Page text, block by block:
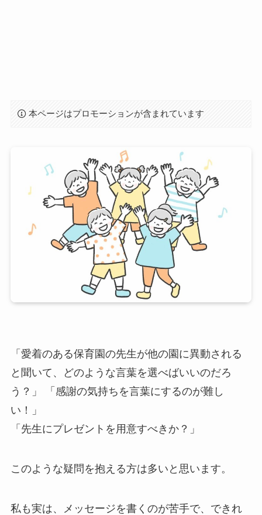
本ページはプロモーションが含まれています
「愛着のある保育園の先生が他の園に異動される
と聞いて、どのような言葉を選べばいいのだろ
う？」 「感謝の気持ちを言葉にするのが難し
い！」
「先生にプレゼントを用意すべきか？」
このような疑問を抱える方は多いと思います。
私も実は、メッセージを書くのが苦手で、できれ